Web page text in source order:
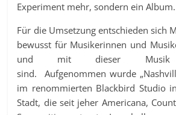
Experiment mehr, sondern ein Album.
Für die Umsetzung entschieden sich
bewusst für Musikerinnen und
und mit dieser Musik
sind. Aufgenommen wurde
im renommierten Blackbird Studio
Stadt, die seit jeher Americana,